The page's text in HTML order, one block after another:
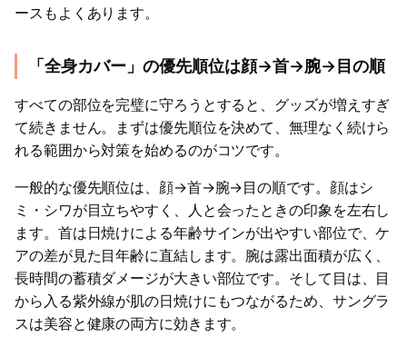
ースもよくあります。
「全身カバー」の優先順位は顔→首→腕→目の順
すべての部位を完璧に守ろうとすると、グッズが増えすぎ
て続きません。まずは優先順位を決めて、無理なく続けら
れる範囲から対策を始めるのがコツです。
一般的な優先順位は、顔→首→腕→目の順です。顔はシ
ミ・シワが目立ちやすく、人と会ったときの印象を左右し
ます。首は日焼けによる年齢サインが出やすい部位で、ケ
アの差が見た目年齢に直結します。腕は露出面積が広く、
長時間の蓄積ダメージが大きい部位です。そして目は、目
から入る紫外線が肌の日焼けにもつながるため、サングラ
スは美容と健康の両方に効きます。